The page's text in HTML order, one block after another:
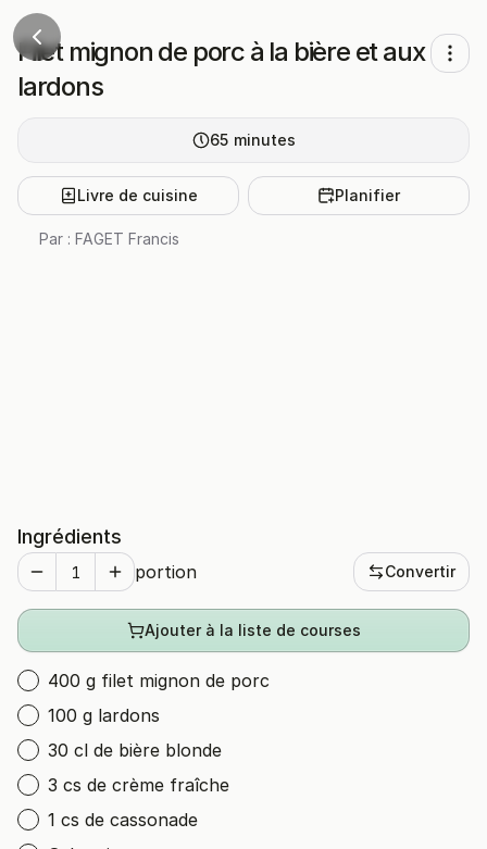
Filet mignon de porc à la bière et aux
lardons
65 minutes
Livre de cuisine Planifier
Par : FAGET Francis
Ingrédients
portion Convertir
Ajouter à la liste de courses
400 g filet mignon de porc
100 g lardons
30 cl de bière blonde
3 cs de crème fraîche
1 cs de cassonade